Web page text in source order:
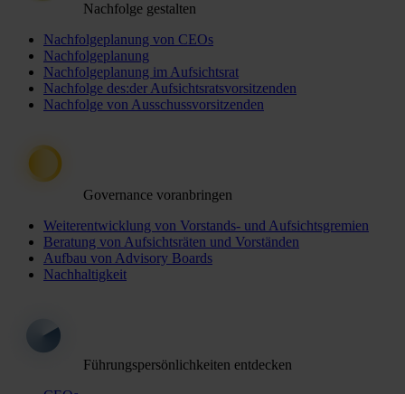
Nachfolge gestalten
Nachfolgeplanung von CEOs
Nachfolgeplanung
Nachfolgeplanung im Aufsichtsrat
Nachfolge des:der Aufsichtsratsvorsitzenden
Nachfolge von Ausschussvorsitzenden
Governance voranbringen
Weiterentwicklung von Vorstands- und Aufsichtsgremien
Beratung von Aufsichtsräten und Vorständen
Aufbau von Advisory Boards
Nachhaltigkeit
Führungspersönlichkeiten entdecken